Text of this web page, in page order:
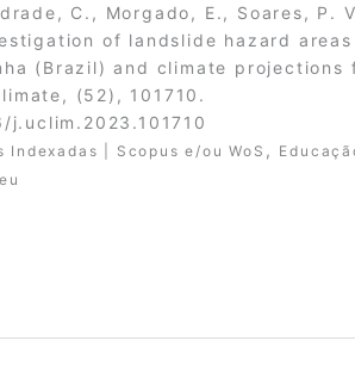
C., Morgado, E., Soares, P.
of landslide hazard areas
(Brazil) and climate projections
(52), 101710.
Indexadas | Scopus e/ou WoS ,